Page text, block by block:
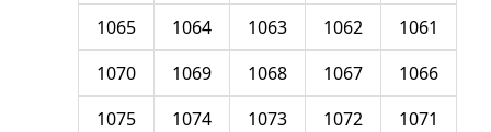
1061
1062
1063
1064
1065
1066
1067
1068
1069
1070
1071
1072
1073
1074
1075